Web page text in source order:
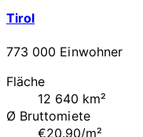
Tirol
773 000 Einwohner
Fläche
12 640 km²
Ø Bruttomiete
€20.90/m²